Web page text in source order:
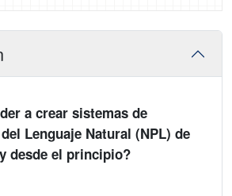
a crear sistemas de
Lenguaje Natural (NPL) de
desde el principio?